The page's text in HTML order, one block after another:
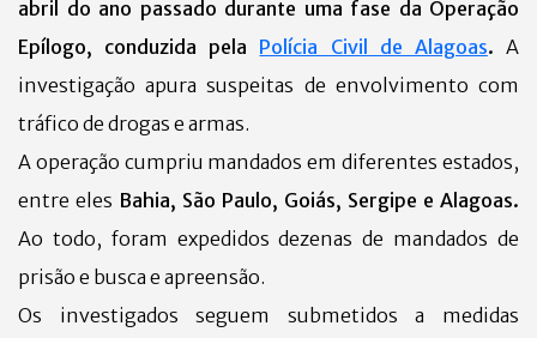
abril do ano passado durante uma fase da Operação
Epílogo, conduzida pela Polícia Civil de Alagoas. A
investigação apura suspeitas de envolvimento com
tráfico de drogas e armas.
A operação cumpriu mandados em diferentes estados,
entre eles Bahia, São Paulo, Goiás, Sergipe e Alagoas.
Ao todo, foram expedidos dezenas de mandados de
prisão e busca e apreensão.
Os investigados seguem submetidos a medidas